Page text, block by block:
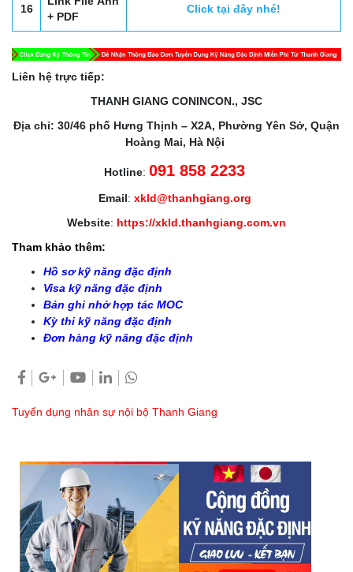
16
+ PDF
Click tại đây nhé!
Liên hệ trực tiếp:
THANH GIANG CONINCON., JSC
Địa chỉ: 30/46 phố Hưng Thịnh – X2A, Phường Yên Sở, Quận
Hoàng Mai, Hà Nội
Hotline: 091 858 2233
Email: xkld@thanhgiang.org
Website: https://xkld.thanhgiang.com.vn
Tham khảo thêm:
Hồ sơ kỹ năng đặc định
Visa kỹ năng đặc định
Bản ghi nhớ hợp tác MOC
Kỳ thi kỹ năng đặc định
Đơn hàng kỹ năng đặc định
Tuyển dụng nhân sự nội bộ Thanh Giang